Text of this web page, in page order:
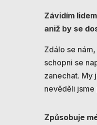
Závidím
aniž by se
Zdálo se
schopni se
zanechat. My
nevěděli jsme
Způsobuje